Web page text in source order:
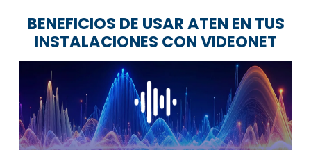
BENEFICIOS DE USAR ATEN EN TUS
INSTALACIONES CON VIDEONET